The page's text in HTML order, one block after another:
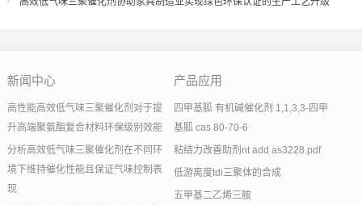
新闻中心
高性能高效低气味三聚催化剂对于提
升高端聚氨酯复合材料环保级别效能
分析高效低气味三聚催化剂在不同环
境下维持催化性能且保证气味控制表
现
产品应用
四甲基胍 有机碱催化剂 1,1,3,3-四甲
基胍 cas 80-70-6
粘结力改善助剂nt add as3228.pdf
低游离度tdi三聚体的合成
五甲基二乙烯三胺